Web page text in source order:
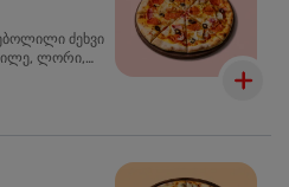
ძეხვი
ლორი,